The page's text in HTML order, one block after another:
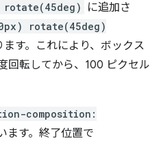
に追加さ
rotate(45deg)
ます。これにより、ボックス
回転してから、100 ピクセル
composition:
ます。終了位置で